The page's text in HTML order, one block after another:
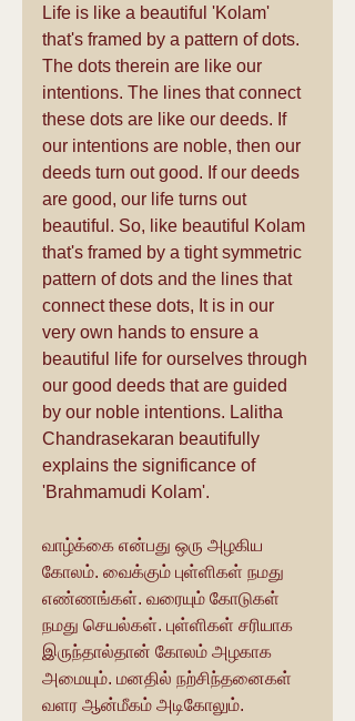
Life is like a beautiful 'Kolam'
that's framed by a pattern of dots.
The dots therein are like our
intentions. The lines that connect
these dots are like our deeds. If
our intentions are noble, then our
deeds turn out good. If our deeds
are good, our life turns out
beautiful. So, like beautiful Kolam
that's framed by a tight symmetric
pattern of dots and the lines that
connect these dots, It is in our
very own hands to ensure a
beautiful life for ourselves through
our good deeds that are guided
by our noble intentions. Lalitha
Chandrasekaran beautifully
explains the significance of
'Brahmamudi Kolam'.
வாழ்க்கை என்பது ஒரு அழகிய
கோலம். வைக்கும் புள்ளிகள் நமது
எண்ணங்கள். வரையும் கோடுகள்
நமது செயல்கள். புள்ளிகள் சரியாக
இருந்தால்தான் கோலம் அழகாக
அமையும். மனதில் நற்சிந்தனைகள்
வளர ஆன்மீகம் அடிகோலும்.